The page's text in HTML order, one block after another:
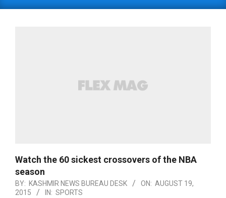
Watch the 60 sickest crossovers of the NBA
season
BY: KASHMIR NEWS BUREAU DESK ON: AUGUST 19,
2015
IN: SPORTS